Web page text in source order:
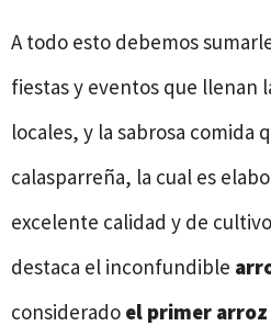
A todo esto debemos
fiestas y eventos que llenan
locales, y la sabrosa comida
calasparreña, la cual es
excelente calidad y de
destaca el inconfundible
considerado el primer arroz